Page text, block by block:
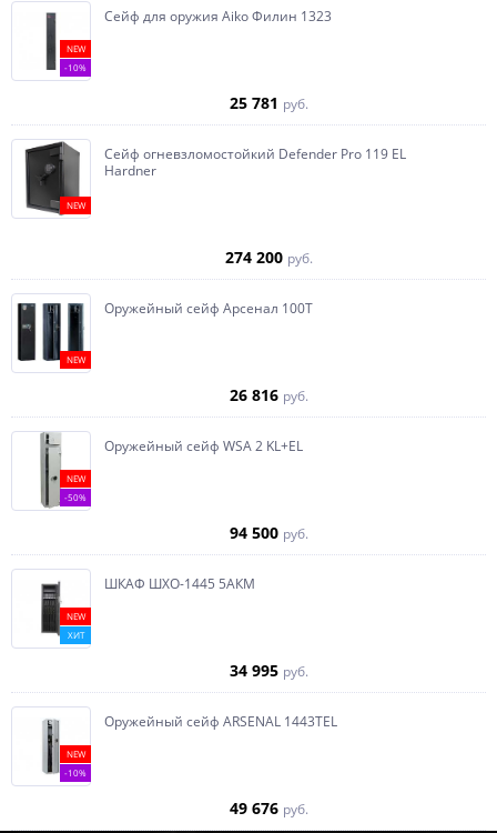
NEW
-10%
Сейф для оружия Aiko Филин 1323
25 781 руб.
NEW
Сейф огневзломостойкий Defender Pro 119 EL
Hardner
274 200 руб.
NEW
Оружейный сейф Арсенал 100Т
26 816 руб.
NEW
-50%
Оружейный сейф WSA 2 KL+EL
94 500 руб.
NEW
ХИТ
ШКАФ ШХО-1445 5АКМ
34 995 руб.
NEW
-10%
Оружейный сейф ARSENAL 1443ТEL
49 676 руб.